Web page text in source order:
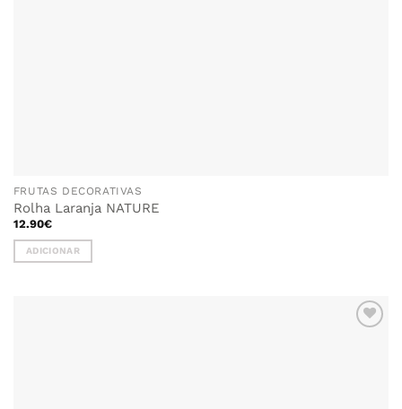
FRUTAS DECORATIVAS
Rolha Laranja NATURE
12.90€
ADICIONAR